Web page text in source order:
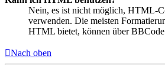
Nein, es ist nicht möglich, HTML-
verwenden. Die meisten
HTML bietet, können über
Nach oben